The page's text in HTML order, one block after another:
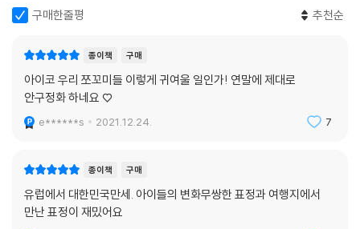
구매한줄평 추천순
종이책 구매
아이코 우리 쪼꼬미들 이렇게 귀여울 일인가! 연말에 제대로
안구정화 하네요 ♡
e******s 2021.12.24. 7
종이책 구매
유럽에서 대한민국만세. 아이들의 변화무쌍한 표정과 여행지에서
만난 표정이 재밌어요